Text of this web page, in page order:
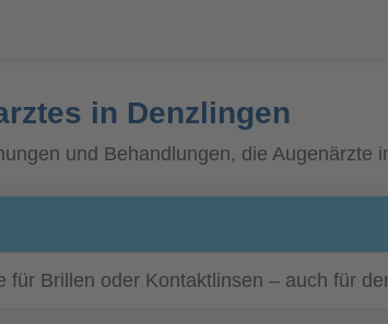
in Denzlingen
und Behandlungen, die Augenärzte
für Brillen oder Kontaktlinsen – auch für